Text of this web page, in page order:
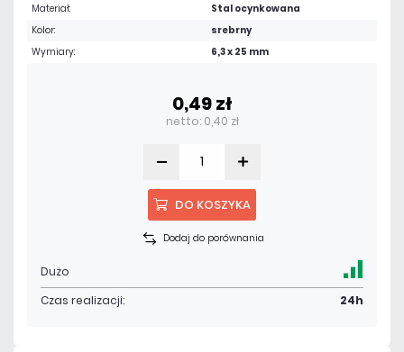
Materiał:
Stal ocynkowana
Kolor:
srebrny
Wymiary:
6,3 x 25 mm
0,49 zł
netto: 0,40 zł
DO KOSZYKA
Dodaj do porównania
Dużo
Czas realizacji:
24h